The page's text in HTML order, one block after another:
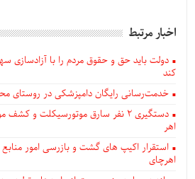
اخبار مرتبط
دولت باید حق و حقوق مردم را با آزادسازی
کند
خدمت‌رسانی رایگان دامپزشکی در روستای
دستگيری ۲ نفر سارق موتورسیکلت و
اهر
استقرار اکیپ های گشت و بازرسی امور
اهرچای